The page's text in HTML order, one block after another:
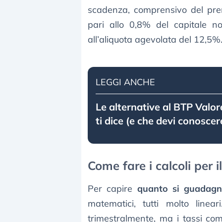
scadenza, comprensivo del
pari allo 0,8% del capitale
all’aliquota agevolata del 12,5%.
LEGGI ANCHE
Le alternative al BTP
ti dice (e che devi
Come fare i calcoli per
Per capire quanto si
matematici, tutti molto
trimestralmente, ma i tassi